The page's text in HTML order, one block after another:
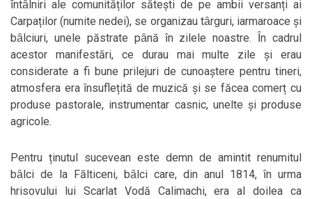
ȋntȃlniri ale comunităților sătești de pe ambii versanți ai
Carpaților (numite nedei), se organizau tȃrguri, iarmaroace și
bȃlciuri, unele păstrate pȃnă ȋn zilele noastre. Ȋn cadrul
acestor manifestări, ce durau mai multe zile și erau
considerate a fi bune prilejuri de cunoaștere pentru tineri,
atmosfera era ȋnsuflețită de muzică și se făcea comerț cu
produse pastorale, instrumentar casnic, unelte și produse
agricole.
Pentru ținutul sucevean este demn de amintit renumitul
bȃlci de la Fălticeni, bȃlci care, din anul 1814, ȋn urma
hrisovului lui Scarlat Vodă Calimachi, era al doilea ca